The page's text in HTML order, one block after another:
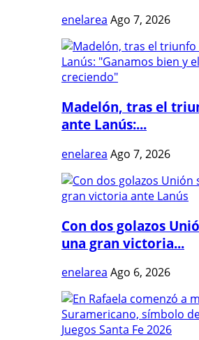
enelarea Ago 7, 2026
Madelón, tras el
ante Lanús:...
enelarea Ago 7, 2026
Con dos golazos
una gran victoria...
enelarea Ago 6, 2026